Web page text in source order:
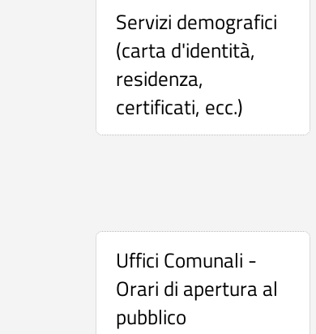
Servizi demografici
(carta d'identità,
residenza,
certificati, ecc.)
Uffici Comunali -
Orari di apertura al
pubblico